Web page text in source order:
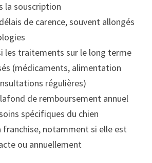
la souscription
de carence, souvent allongés
les traitements sur le long terme
(médicaments, alimentation
régulières)
de remboursement annuel
spécifiques du chien
franchise, notamment si elle est
ou annuellement